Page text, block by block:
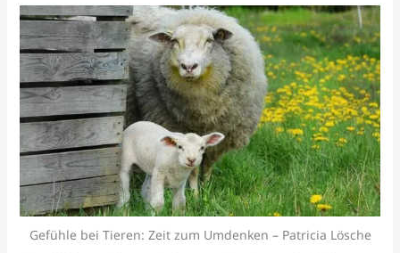
Gefühle bei Tieren: Zeit zum Umdenken – Patricia Lösche